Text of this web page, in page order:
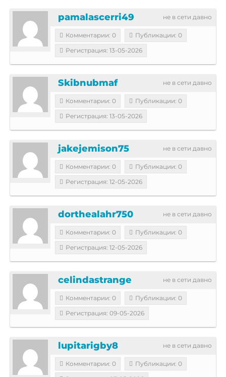
не в сети давно
pamalascerri49
Комментарии: 0
Публикации: 0
Регистрация: 13-05-2026
не в сети давно
Skibnubmaf
Комментарии: 0
Публикации: 0
Регистрация: 13-05-2026
не в сети давно
jakejemison75
Комментарии: 0
Публикации: 0
Регистрация: 12-05-2026
не в сети давно
dorthealahr750
Комментарии: 0
Публикации: 0
Регистрация: 12-05-2026
не в сети давно
celindastrange
Комментарии: 0
Публикации: 0
Регистрация: 09-05-2026
не в сети давно
lupitarigby8
Комментарии: 0
Публикации: 0